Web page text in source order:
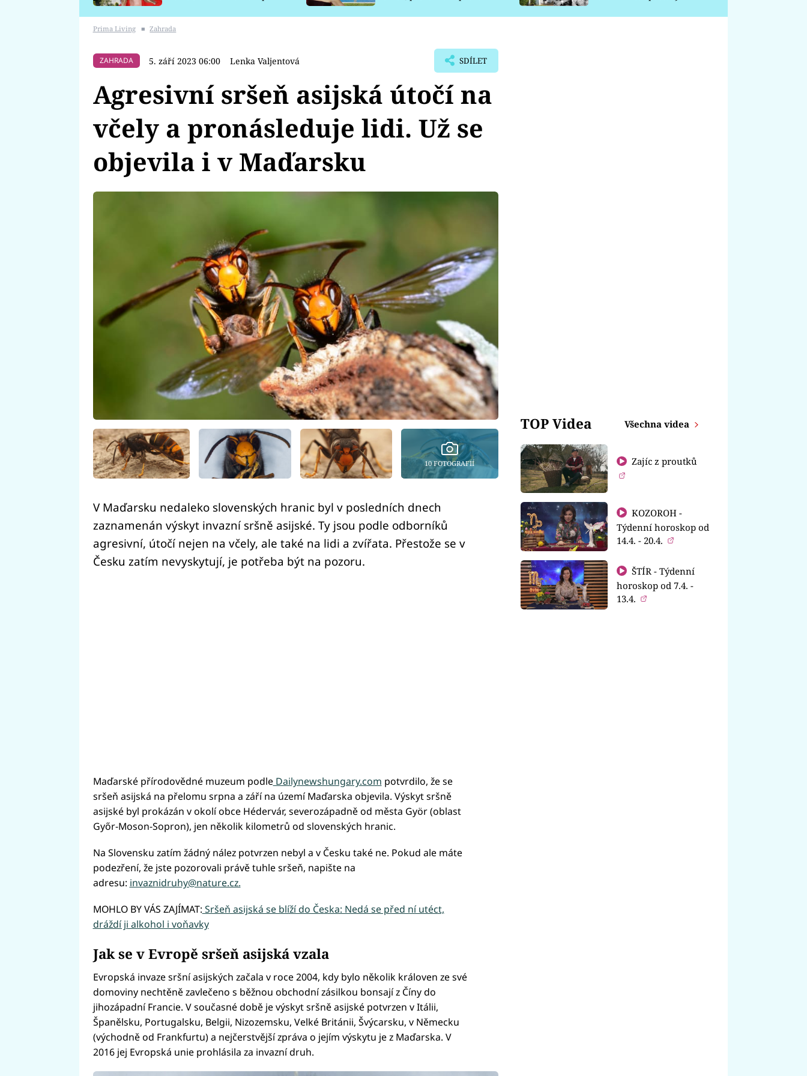
Prima Living ■ Zahrada
ZAHRADA 5. září 2023 06:00 Lenka Valjentová SDÍLET
Agresivní sršeň asijská útočí na
včely a pronásleduje lidi. Už se
objevila i v Maďarsku
10 FOTOGRAFIÍ
V Maďarsku nedaleko slovenských hranic byl v posledních dnech
zaznamenán výskyt invazní sršně asijské. Ty jsou podle odborníků
agresivní, útočí nejen na včely, ale také na lidi a zvířata. Přestože se v
Česku zatím nevyskytují, je potřeba být na pozoru.
Maďarské přírodovědné muzeum podleDailynewshungary.com potvrdilo, že se
sršeň asijská na přelomu srpna a září na území Maďarska objevila. Výskyt sršně
asijské byl prokázán v okolí obce Hédervár, severozápadně od města Györ (oblast
Győr-Moson-Sopron), jen několik kilometrů od slovenských hranic.
Na Slovensku zatím žádný nález potvrzen nebyl a v Česku také ne. Pokud ale máte
podezření, že jste pozorovali právě tuhle sršeň, napište na
adresu: invaznidruhy@nature.cz.
MOHLO BY VÁS ZAJÍMAT: Sršeň asijská se blíží do Česka: Nedá se před ní utéct,
dráždí ji alkohol i voňavky
Jak se v Evropě sršeň asijská vzala
Evropská invaze sršní asijských začala v roce 2004, kdy bylo několik královen ze své
domoviny nechtěně zavlečeno s běžnou obchodní zásilkou bonsají z Číny do
jihozápadní Francie. V současné době je výskyt sršně asijské potvrzen v Itálii,
Španělsku, Portugalsku, Belgii, Nizozemsku, Velké Británii, Švýcarsku, v Německu
(východně od Frankfurtu) a nejčerstvější zpráva o jejím výskytu je z Maďarska. V
2016 jej Evropská unie prohlásila za invazní druh.
TOP Videa Všechna videa
Zajíc z proutků
KOZOROH -
Týdenní horoskop od
14.4. - 20.4.
ŠTÍR - Týdenní
horoskop od 7.4. -
13.4.